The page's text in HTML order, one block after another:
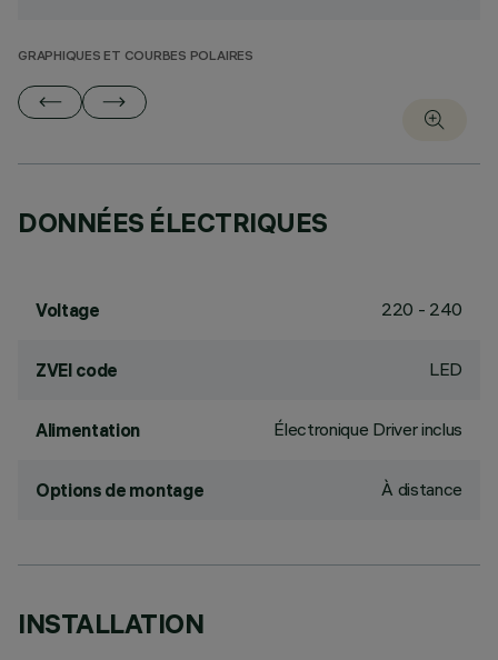
GRAPHIQUES ET COURBES POLAIRES
DONNÉES ÉLECTRIQUES
Voltage 220 - 240
ZVEI code LED
Alimentation Électronique Driver inclus
Options de montage À distance
INSTALLATION